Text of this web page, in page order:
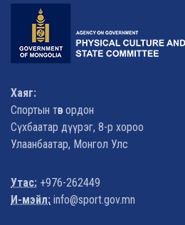
Хаяг:
Спортын төв ордон
Сүхбаатар дүүрэг, 8-р хороо
Улаанбаатар, Монгол Улс
Утас: +976-262449
И-мэйл: info@sport.gov.mn